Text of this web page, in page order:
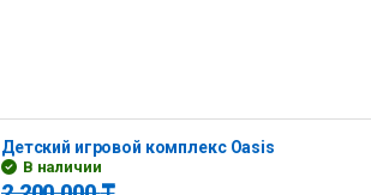
Детский игровой комплекс Oasis
В наличии